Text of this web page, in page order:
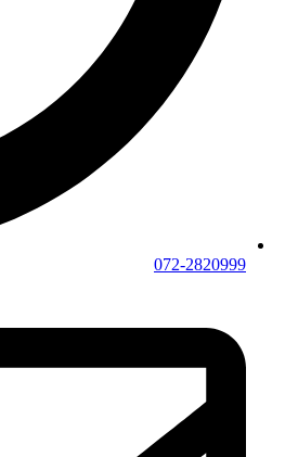
072-2820999